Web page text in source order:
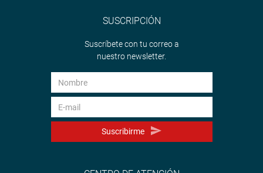
SUSCRIPCIÓN
Suscríbete con tu correo a
nuestro newsletter.
Suscribirme